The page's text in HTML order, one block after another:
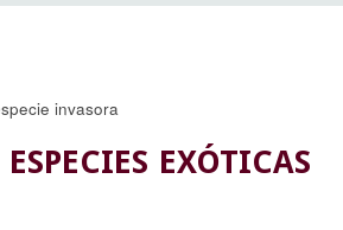
EXÓTICAS